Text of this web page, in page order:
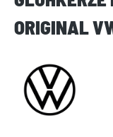
ORIGINAL